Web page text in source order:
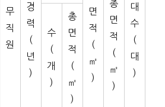
경
력
(
년
)
대
수
(
대
)
무
직
원
면
적
(
㎡
)
총
면
적
(
㎡
)
수
(
개
)
총
면
적
(
㎡
)